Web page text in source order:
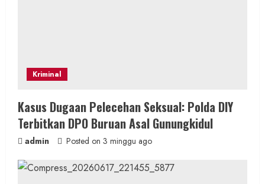
g
Kriminal
Kasus Dugaan Pelecehan Seksual: Polda DIY
Terbitkan DPO Buruan Asal Gunungkidul
admin Posted on 3 minggu ago